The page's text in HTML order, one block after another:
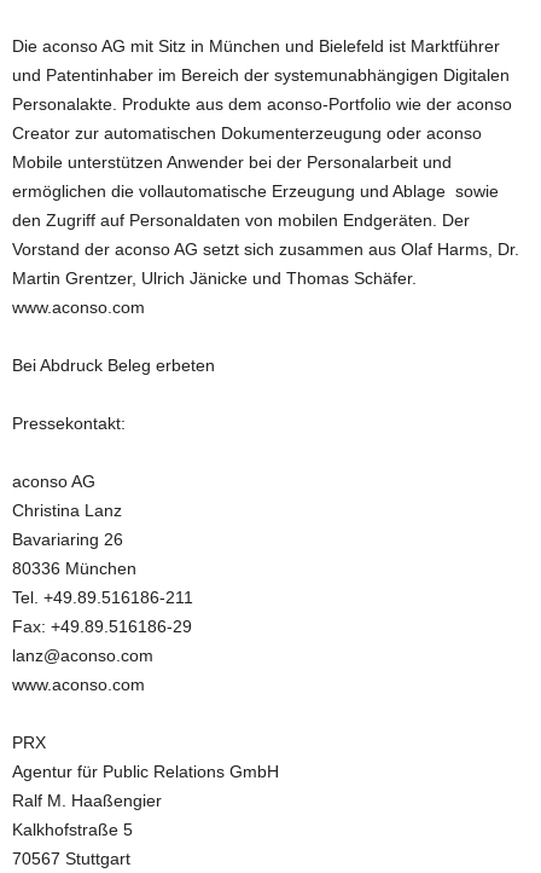
Die aconso AG mit Sitz in München und Bielefeld ist Marktführer
und Patentinhaber im Bereich der systemunabhängigen Digitalen
Personalakte. Produkte aus dem aconso-Portfolio wie der aconso
Creator zur automatischen Dokumenterzeugung oder aconso
Mobile unterstützen Anwender bei der Personalarbeit und
ermöglichen die vollautomatische Erzeugung und Ablage sowie
den Zugriff auf Personaldaten von mobilen Endgeräten. Der
Vorstand der aconso AG setzt sich zusammen aus Olaf Harms, Dr.
Martin Grentzer, Ulrich Jänicke und Thomas Schäfer.
www.aconso.com
Bei Abdruck Beleg erbeten
Pressekontakt:
aconso AG
Christina Lanz
Bavariaring 26
80336 München
Tel. +49.89.516186-211
Fax: +49.89.516186-29
lanz@aconso.com
www.aconso.com
PRX
Agentur für Public Relations GmbH
Ralf M. Haaßengier
Kalkhofstraße 5
70567 Stuttgart